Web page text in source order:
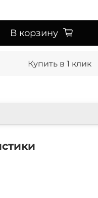
В корзину
Купить в 1 клик